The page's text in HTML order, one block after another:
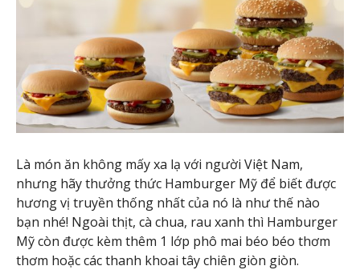
Là món ăn không mấy xa lạ với người Việt Nam,
nhưng hãy thưởng thức Hamburger Mỹ để biết được
hương vị truyền thống nhất của nó là như thế nào
bạn nhé! Ngoài thịt, cà chua, rau xanh thì Hamburger
Mỹ còn được kèm thêm 1 lớp phô mai béo béo thơm
thơm hoặc các thanh khoai tây chiên giòn giòn.